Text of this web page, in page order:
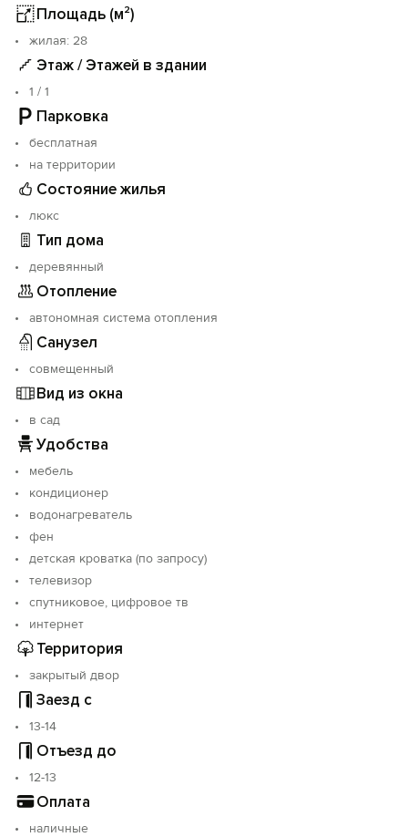
Площадь (м²)
жилая: 28
Этаж / Этажей в здании
1 / 1
Парковка
бесплатная
на территории
Состояние жилья
люкс
Тип дома
деревянный
Отопление
автономная система отопления
Санузел
совмещенный
Вид из окна
в сад
Удобства
мебель
кондиционер
водонагреватель
фен
детская кроватка (по запросу)
телевизор
спутниковое, цифровое тв
интернет
Территория
закрытый двор
Заезд с
13-14
Отъезд до
12-13
Оплата
наличные